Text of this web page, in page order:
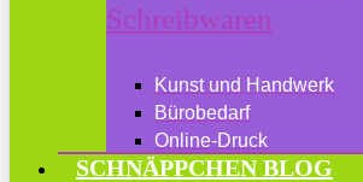
Schreibwaren
Kunst und Handwerk
Bürobedarf
Online-Druck
SCHNÄPPCHEN BLOG